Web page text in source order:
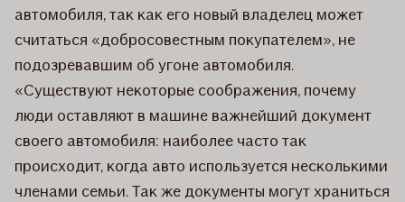
автомобиля, так как его новый владелец может
считаться «добросовестным покупателем», не
подозревавшим об угоне автомобиля.
«Существуют некоторые соображения, почему
люди оставляют в машине важнейший документ
своего автомобиля: наиболее часто так
происходит, когда авто используется несколькими
членами семьи. Так же документы могут храниться